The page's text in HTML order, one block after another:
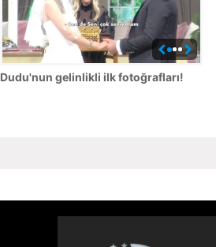
Dudu'nun gelinlikli ilk fotoğrafları!